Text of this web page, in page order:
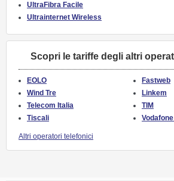
UltraFibra Facile
Ultrainternet Wireless
Scopri le tariffe degli altri
EOLO
Wind Tre
Telecom Italia
Tiscali
Fastweb
Linkem
TIM
Altri operatori telefonici